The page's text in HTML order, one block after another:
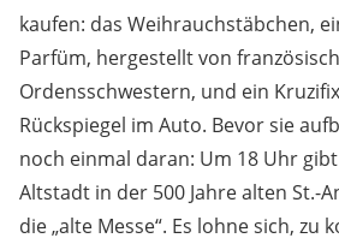
kaufen: das Weihrauchstäbchen,
Parfüm, hergestellt von
Ordensschwestern, und ein
Rückspiegel im Auto. Bevor sie
noch einmal daran: Um 18 Uhr gibt
Altstadt in der 500 Jahre alten St.-
die „alte Messe“. Es lohne sich, zu